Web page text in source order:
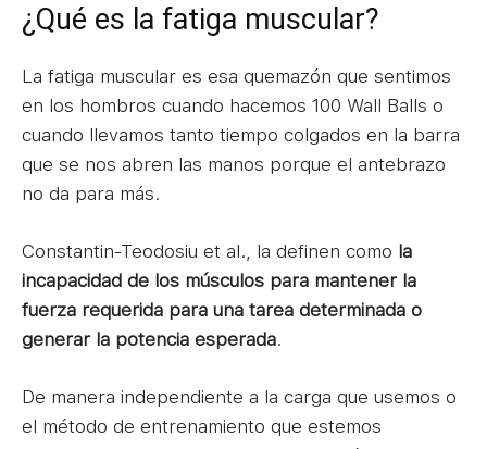
¿Qué es la fatiga muscular?
La fatiga muscular es esa quemazón que sentimos
en los hombros cuando hacemos 100 Wall Balls o
cuando llevamos tanto tiempo colgados en la barra
que se nos abren las manos porque el antebrazo
no da para más.
Constantin-Teodosiu et al., la definen como la
incapacidad de los músculos para mantener la
fuerza requerida para una tarea determinada o
generar la potencia esperada.
De manera independiente a la carga que usemos o
el método de entrenamiento que estemos